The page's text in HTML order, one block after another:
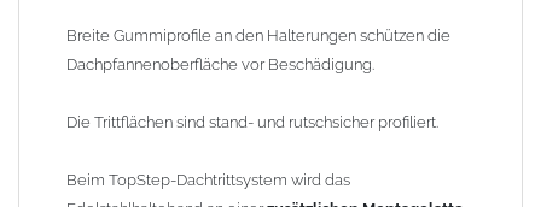
Der Einbau von Laufanlagen hat vom Fachpersonal, unter
Einhaltung der Herstellerrichtlinien und den Fachregeln des
Edelstahlhalteband wird an einerzusätzlichen Montagelatte
Breite Gummiprofile an den Halterungen schützen die
Dachpfannenoberfläche vor Beschädigung.
Die Trittflächen sind stand- und rutschsicher profiliert.
Beim TopStep-Dachtrittsystem wird das